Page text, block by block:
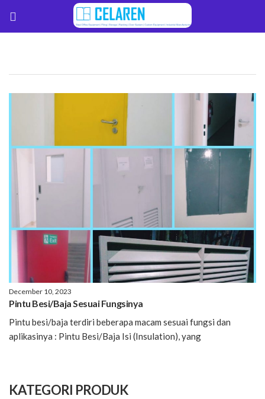
December 10, 2023
Pintu Besi/Baja Sesuai Fungsinya
Pintu besi/baja terdiri beberapa macam sesuai fungsi dan
aplikasinya : Pintu Besi/Baja Isi (Insulation), yang
KATEGORI PRODUK